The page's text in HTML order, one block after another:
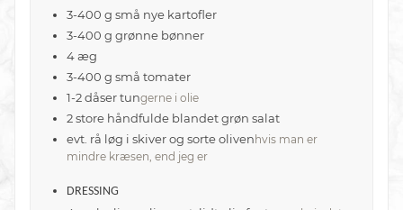
3-400 g små nye kartofler
3-400 g grønne bønner
4æg
3-400 g små tomater
1-2dåser tungerne i olie
2store håndfulde blandet grøn salat
evt. rå løg i skiver og sorte oliven hvis man er
mindre kræsen, end jeg er
DRESSING